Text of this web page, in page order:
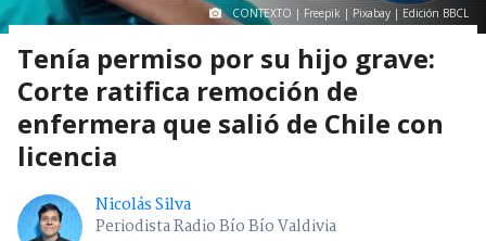
CONTEXTO | Freepik | Pixabay | Edición BBCL
Tenía permiso por su hijo grave:
Corte ratifica remoción de
enfermera que salió de Chile con
licencia
Nicolás Silva
Periodista Radio Bío Bío Valdivia